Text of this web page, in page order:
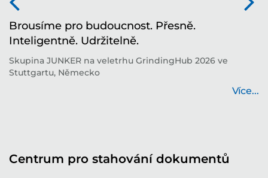
Brousíme pro budoucnost. Přesně.
Inteligentně. Udržitelně.
Skupina JUNKER na veletrhu GrindingHub 2026 ve
Stuttgartu, Německo
Více...
Centrum pro stahování dokumentů